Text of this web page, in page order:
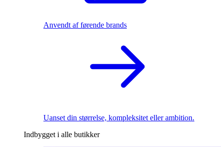
Anvendt af førende brands
Uanset din størrelse, kompleksitet eller ambition.
Indbygget i alle butikker